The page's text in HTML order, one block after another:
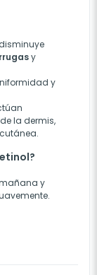
y
y
la dermis,
cutánea.
y